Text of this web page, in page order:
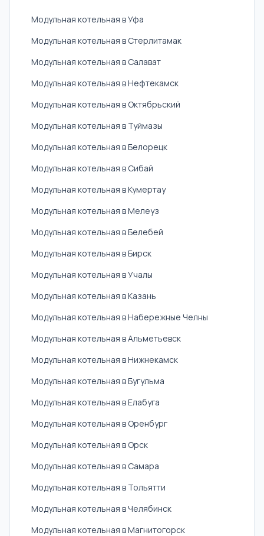
Модульная котельная в Уфа
Модульная котельная в Стерлитамак
Модульная котельная в Салават
Модульная котельная в Нефтекамск
Модульная котельная в Октябрьский
Модульная котельная в Туймазы
Модульная котельная в Белорецк
Модульная котельная в Сибай
Модульная котельная в Кумертау
Модульная котельная в Мелеуз
Модульная котельная в Белебей
Модульная котельная в Бирск
Модульная котельная в Учалы
Модульная котельная в Казань
Модульная котельная в Набережные Челны
Модульная котельная в Альметьевск
Модульная котельная в Нижнекамск
Модульная котельная в Бугульма
Модульная котельная в Елабуга
Модульная котельная в Оренбург
Модульная котельная в Орск
Модульная котельная в Самара
Модульная котельная в Тольятти
Модульная котельная в Челябинск
Модульная котельная в Магнитогорск